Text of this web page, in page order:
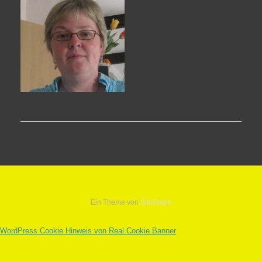
Ein Theme von SiteOrigin
WordPress Cookie Hinweis von Real Cookie Banner